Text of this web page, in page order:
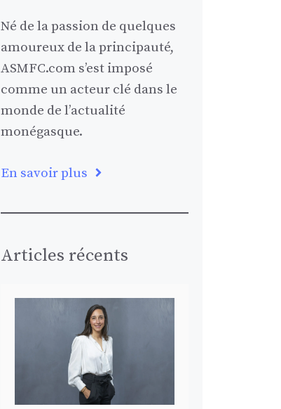
Né de la passion de quelques
amoureux de la principauté,
ASMFC.com s’est imposé
comme un acteur clé dans le
monde de l’actualité
monégasque.
En savoir plus
Articles récents